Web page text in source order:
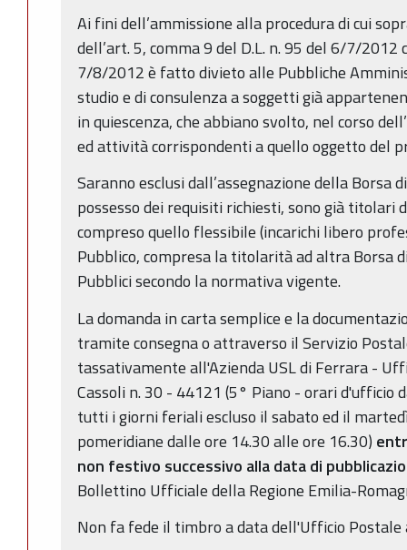
Ai fini dell’ammissione alla procedura di cui
dell’art. 5, comma 9 del D.L. n. 95 del 6/7/
7/8/2012 è fatto divieto alle Pubbliche
studio e di consulenza a soggetti già
in quiescenza, che abbiano svolto, nel corso
ed attività corrispondenti a quello oggetto del
Saranno esclusi dall’assegnazione della Borsa
possesso dei requisiti richiesti, sono già titolari
compreso quello flessibile (incarichi libero
Pubblico, compresa la titolarità ad altra Borsa
Pubblici secondo la normativa vigente.
La domanda in carta semplice e la
tramite consegna o attraverso il Servizio
tassativamente all'Azienda USL di Ferrara -
Cassoli n. 30 - 44121 (5° Piano - orari d'ufficio
tutti i giorni feriali escluso il sabato ed il
pomeridiane dalle ore 14.30 alle ore 16.30)
non festivo successivo alla data di
Bollettino Ufficiale della Regione Emilia-
Non fa fede il timbro a data dell'Ufficio Postale